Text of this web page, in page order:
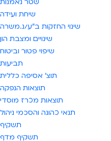
שטר נאמנות
שיחת ועידה
שינוי החזקות ב"ע/נ.משרה
שינויים ומצבת הון
שיפוי פטור וביטוח
תביעות
תוצ' אסיפה כללית
תוצאות הנפקה
תוצאות מכרז מוסדי
תנאי כהונה והסכמי ניהול
תשקיף
תשקיף מדף